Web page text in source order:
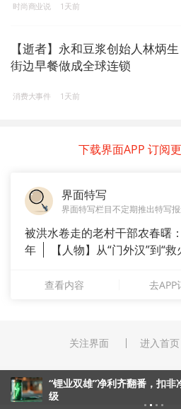
时尚商业说 1天前
【逝者】永和豆浆创始人林炳
街边早餐做成全球连锁
消费大事件 1天前
下载界面APP 订阅
界面特写
界面特写栏目不定期推出特写报
被洪水卷走的老村干部农春曙
年
【人物】从“门外汉”到“
查看内容 去APP
关注界面 进入首页
“锂业双雄”净利齐翻番，扣非
级